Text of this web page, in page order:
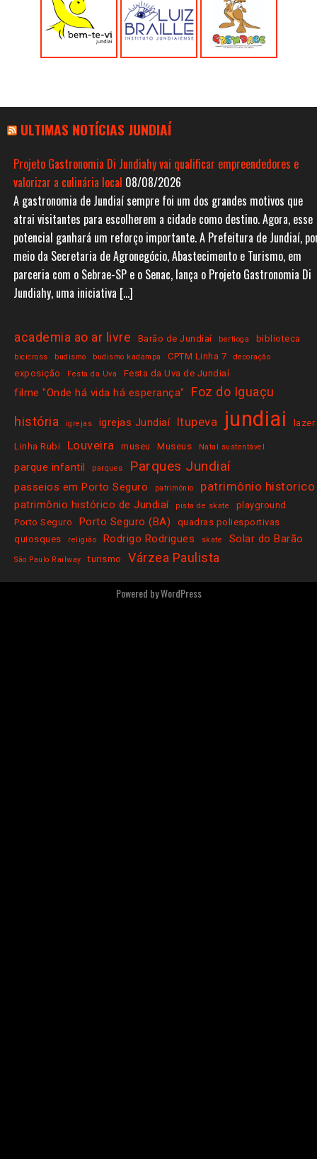
ULTIMAS NOTÍCIAS JUNDIAÍ
Projeto Gastronomia Di Jundiahy vai qualificar empreendedores e
valorizar a culinária local 08/08/2026
A gastronomia de Jundiaí sempre foi um dos grandes motivos que
atrai visitantes para escolherem a cidade como destino. Agora, esse
potencial ganhará um reforço importante. A Prefeitura de Jundiaí,
meio da Secretaria de Agronegócio, Abastecimento e Turismo, em
parceria com o Sebrae-SP e o Senac, lança o Projeto Gastronomia Di
Jundiahy, uma iniciativa […]
academia ao ar livre Barão de Jundiaí bertioga biblioteca
bicicross budismo budismo kadampa CPTM Linha 7 decoração
exposição Festa da Uva Festa da Uva de Jundiaí
filme "Onde há vida há esperança"
Foz do Iguaçu
história
igrejas igrejas Jundiaí Itupeva jundiai lazer
Linha Rubi Louveira museu Museus Natal sustentável
parque infantil parques Parques Jundiaí
passeios em Porto Seguro patrimônio patrimônio historico
patrimônio histórico de Jundiaí pista de skate
playground
Porto Seguro
Porto Seguro (BA)
quadras poliesportivas
quiosques
religião Rodrigo Rodrigues skate Solar do Barão
São Paulo Railway turismo Várzea Paulista
Powered byWordPress